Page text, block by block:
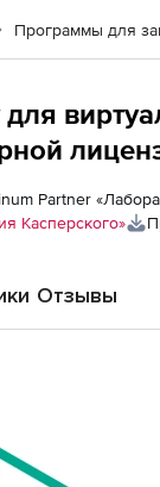
Программы для
и
Partner
Касперского»
Отзывы